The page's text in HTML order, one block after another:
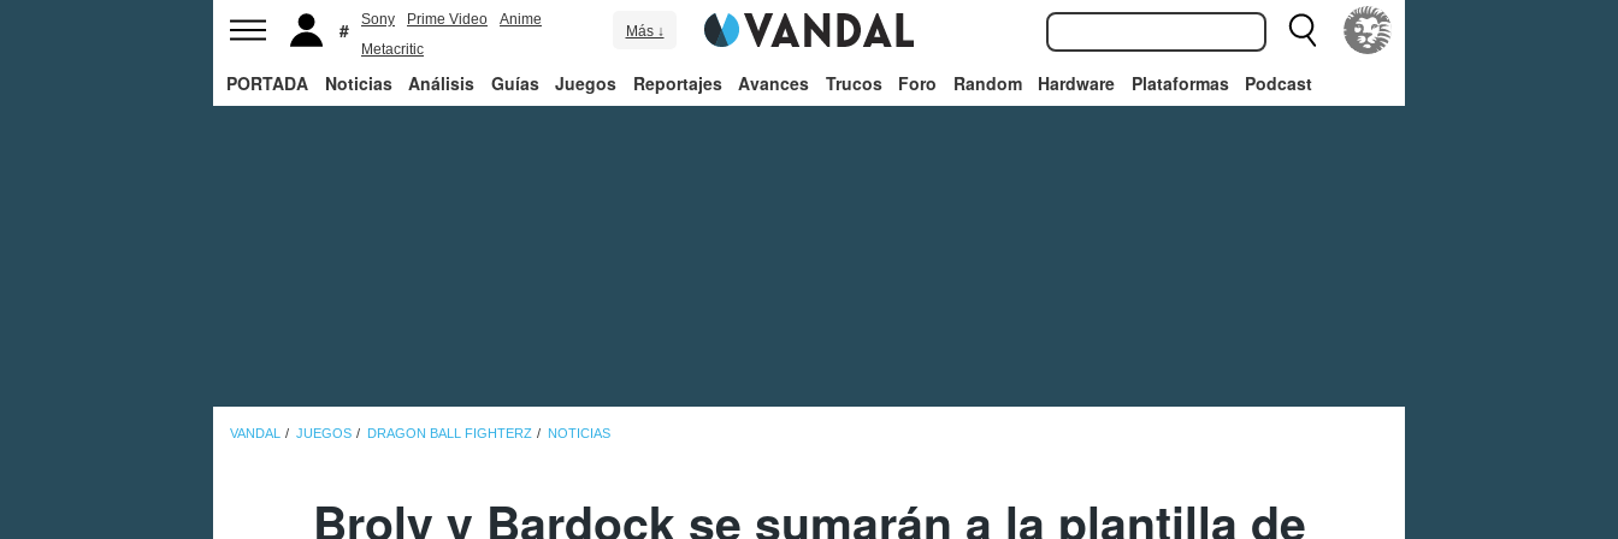
Sony Prime Video
Anime
Metacritic
Más ↓
PORTADA Noticias Análisis Guías Juegos Reportajes Avances Trucos Foro Random Hardware Plataformas Podcast
VANDAL JUEGOS DRAGON BALL FIGHTERZ NOTICIAS
Broly y Bardock se sumarán a la plantilla de